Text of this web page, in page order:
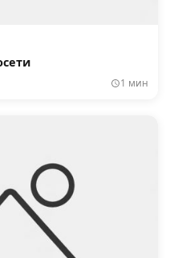
1 мин